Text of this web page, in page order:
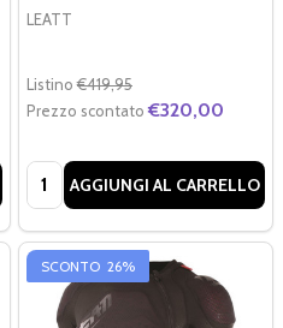
LEATT
Listino €419,95
Prezzo scontato €320,00
Quantità:AGGIUNGI AL CARRELLO
SCONTO 26%